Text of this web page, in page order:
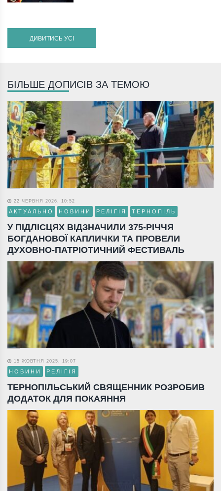
ДИВИТИСЬ УСІ
БІЛЬШЕ ДОПИСІВ ЗА ТЕМОЮ
22 ЧЕРВНЯ 2026, 10:52
АКТУАЛЬНО НОВИНИ РЕЛІГІЯ ТЕРНОПІЛЬ
У ПІДЛІСЦЯХ ВІДЗНАЧИЛИ 375-РІЧЧЯ
БОГДАНОВОЇ КАПЛИЧКИ ТА ПРОВЕЛИ
ДУХОВНО-ПАТРІОТИЧНИЙ ФЕСТИВАЛЬ
15 ЖОВТНЯ 2025, 19:07
НОВИНИ РЕЛІГІЯ
ТЕРНОПІЛЬСЬКИЙ СВЯЩЕННИК РОЗРОБИВ
ДОДАТОК ДЛЯ ПОКАЯННЯ